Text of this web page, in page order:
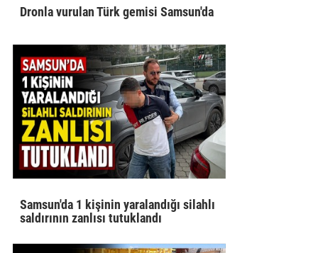
Dronla vurulan Türk gemisi Samsun'da
Samsun'da 1 kişinin yaralandığı silahlı
saldırının zanlısı tutuklandı